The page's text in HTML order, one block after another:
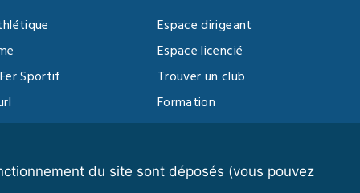
du site sont déposés (vous pouvez
Sportif
Training
Espace dirigeant
Espace licencié
Trouver un club
Formation